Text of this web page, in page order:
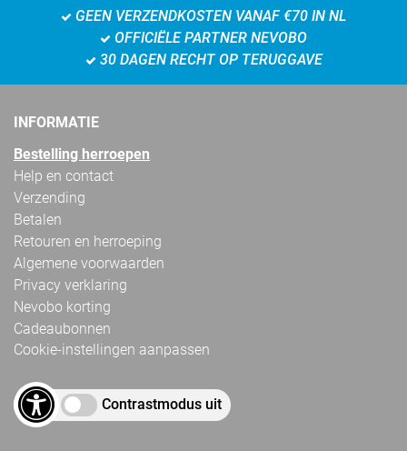
GEEN VERZENDKOSTEN VANAF €70 IN NL
OFFICIËLE PARTNER NEVOBO
30 DAGEN RECHT OP TERUGGAVE
INFORMATIE
Bestelling herroepen
Help en contact
Verzending
Betalen
Retouren en herroeping
Algemene voorwaarden
Privacy verklaring
Nevobo korting
Cadeaubonnen
Cookie-instellingen aanpassen
Contrastmodus uit